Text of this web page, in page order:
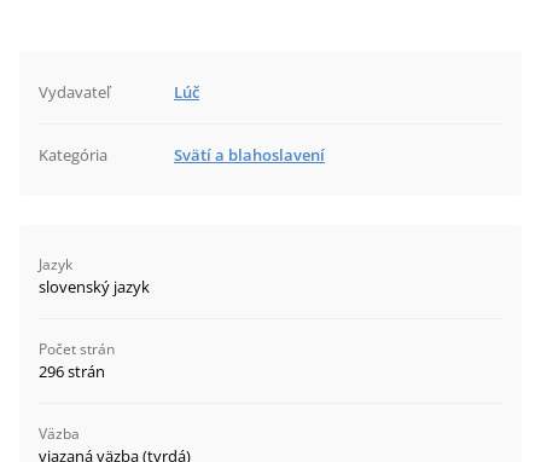
Vydavateľ Lúč
Kategória Svätí a blahoslavení
Jazyk
slovenský jazyk
Počet strán
296 strán
Väzba
viazaná väzba (tvrdá)